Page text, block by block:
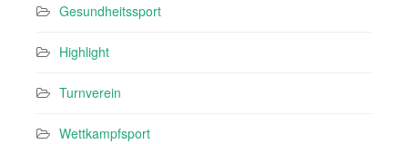
Gesundheitssport
Highlight
Turnverein
Wettkampfsport